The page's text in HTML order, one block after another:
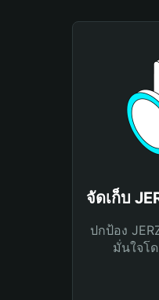
จัดเก็บ
ปกป้อง
มั่นใจโ